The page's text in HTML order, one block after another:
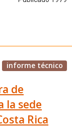
informe técnico
de
la sede
Rica